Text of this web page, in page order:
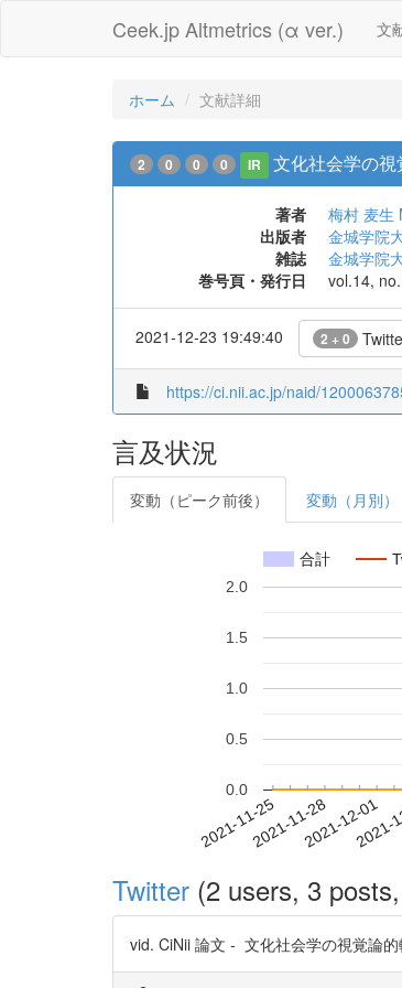
Ceek.jp Altmetrics (α ver.) 文
ホーム 文献詳細
2 0 0 0 IR 文化社会学の
著者 梅村 麦生
出版者
金城学院
雑誌
金城学院
巻号頁・発行日
vol.14,
2021-12-23 19:49:40 2 + 0
https://ci.nii.ac.jp/naid/
言及状況
変動（ピーク前後） 変動（月別）
合計
2021-11-252021-11-282021-12-01
0.0
0.5
1.0
1.5
2.0
Twitter (2 users, 3
vid. CiNii 論文 - 文化社会学の視覚論